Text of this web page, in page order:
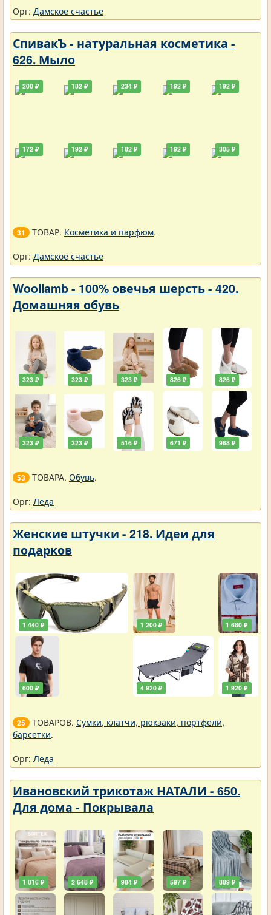
Орг: Дамское счастье
СпивакЪ - натуральная косметика -
626. Мыло
200 ₽
172 ₽
182 ₽
192 ₽
234 ₽
182 ₽
192 ₽
192 ₽
192 ₽
305 ₽
31 ТОВАР. Косметика и парфюм.
Орг: Дамское счастье
Woollamb - 100% овечья шерсть - 420.
Домашняя обувь
323 ₽
323 ₽
323 ₽
323 ₽
323 ₽
516 ₽
826 ₽
671 ₽
826 ₽
968 ₽
53 ТОВАРА. Обувь.
Орг: Леда
Женские штучки - 218. Идеи для
подарков
1 440 ₽
600 ₽
1 200 ₽
4 920 ₽
1 680 ₽
1 920 ₽
25 ТОВАРОВ. Сумки, клатчи, рюкзаки, портфели,
барсетки.
Орг: Леда
Ивановский трикотаж НАТАЛИ - 650.
Для дома - Покрывала
1 016 ₽ 2 648 ₽ 984 ₽ 597 ₽ 889 ₽